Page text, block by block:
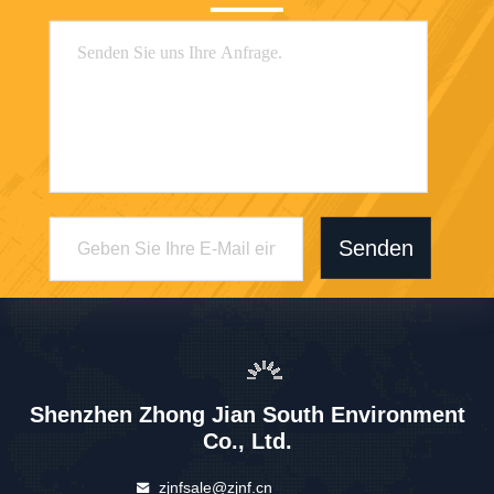
Senden
Shenzhen Zhong Jian South Environment
Co., Ltd.
zjnfsale@zjnf.cn